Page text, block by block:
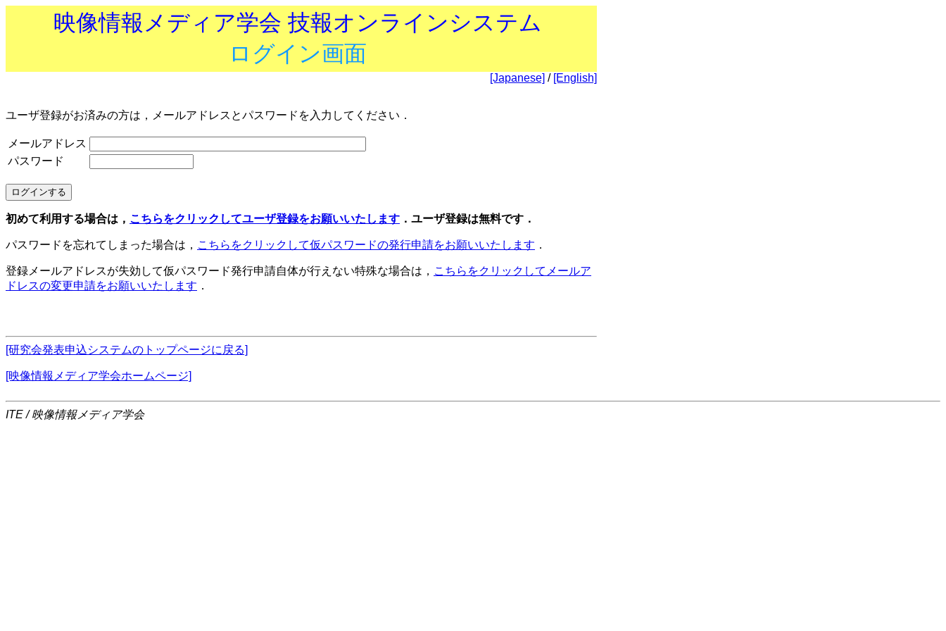
映像情報メディア学会 技報オンラインシステム
ログイン画面
[Japanese] / [English]
ユーザ登録がお済みの方は，メールアドレスとパスワードを入力してください．
メールアドレス
パスワード
初めて利用する場合は， こちらをクリックしてユーザ登録をお願いいたします ．ユーザ登録は無料です．
パスワードを忘れてしまった場合は， こちらをクリックして仮パスワードの発行申請をお願いいたします ．
登録メールアドレスが失効して仮パスワード発行申請自体が行えない特殊な場合は， こちらをクリックしてメールア
ドレスの変更申請をお願いいたします ．
[研究会発表申込システムのトップページに戻る]
[映像情報メディア学会ホームページ]
ITE / 映像情報メディア学会